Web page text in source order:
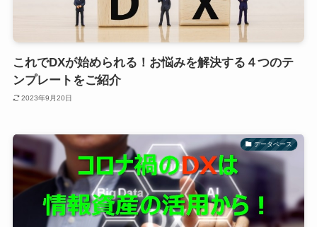
これでDXが始められる！お悩みを解決する４つのテ
ンプレートをご紹介
2023年9月20日
データベース